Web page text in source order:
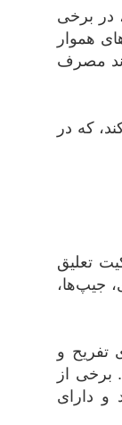
در برخی
هموار
مصرف
که در
تعلیق
جیپ‌ها،
تفریح و
برخی از
و دارای